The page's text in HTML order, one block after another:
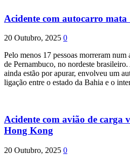
Acidente com autocarro mata
20 Outubro, 2025 0
Pelo menos 17 pessoas morreram
de Pernambuco, no nordeste
ainda estão por apurar, envolveu um
ligação entre o estado da Bahia e o
Acidente com avião de carga
Hong Kong
20 Outubro, 2025 0